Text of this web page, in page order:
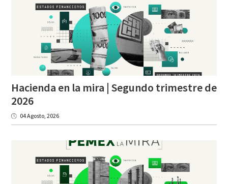
Hacienda en la mira | Segundo trimestre de
2026
04 Agosto, 2026